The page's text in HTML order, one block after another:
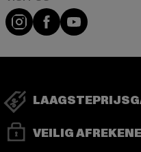
Visit our Instagram
Visit ourVisit our
VEILIG